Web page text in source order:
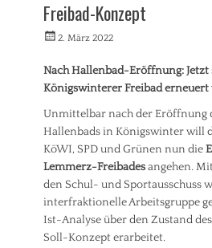
rr
s
e
m
t
t
e
i
l
u
g
(
Freibad-Konzept
Veröffentlicht
2. März 2022
Nach Hallenbad-Eröffnung: Jetzt
Königswinterer Freibad erneuert
Unmittelbar nach der Eröffnung
Hallenbads in Königswinter will
KöWI, SPD und Grünen nun die
Lemmerz-Freibadesangehen.
den Schul- und Sportausschuss
interfraktionelle Arbeitsgruppe
Ist-Analyse über den Zustand
Soll-Konzept erarbeitet.